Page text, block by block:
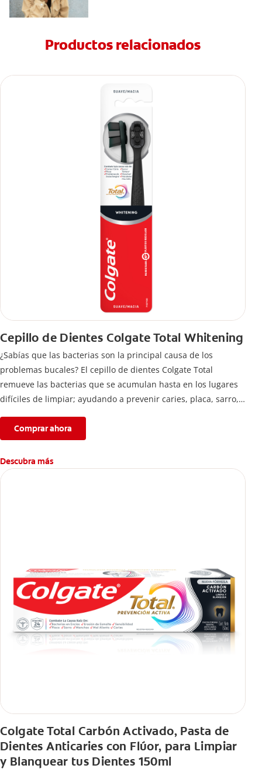
Productos relacionados
Cepillo de Dientes Colgate Total Whitening
¿Sabías que las bacterias son la principal causa de los
problemas bucales? El cepillo de dientes Colgate Total
remueve las bacterias que se acumulan hasta en los lugares
difíciles de limpiar; ayudando a prevenir caries, placa, sarro,
Comprar ahora
Descubra más
Colgate Total Carbón Activado, Pasta de
Dientes Anticaries con Flúor, para Limpiar
y Blanquear tus Dientes 150ml